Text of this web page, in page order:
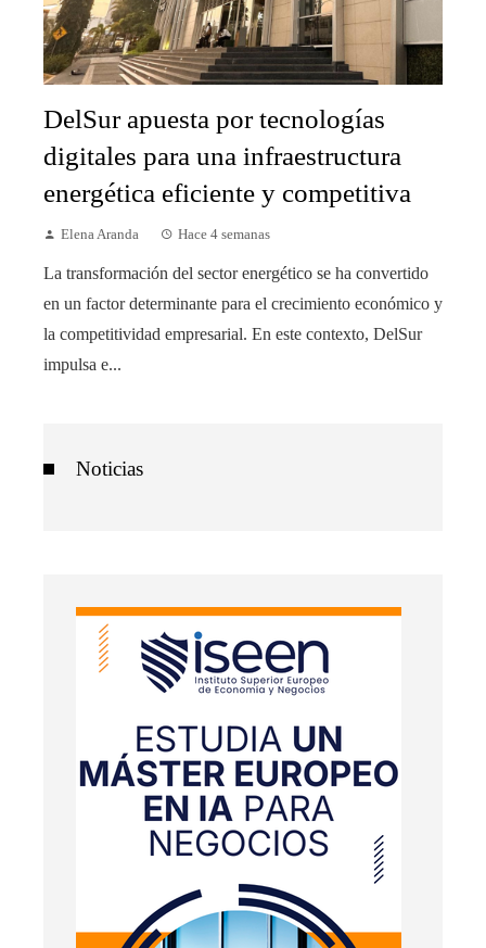
DelSur apuesta por tecnologías
digitales para una infraestructura
energética eficiente y competitiva
Elena Aranda Hace 4 semanas
La transformación del sector energético se ha convertido
en un factor determinante para el crecimiento económico y
la competitividad empresarial. En este contexto, DelSur
impulsa e...
Noticias